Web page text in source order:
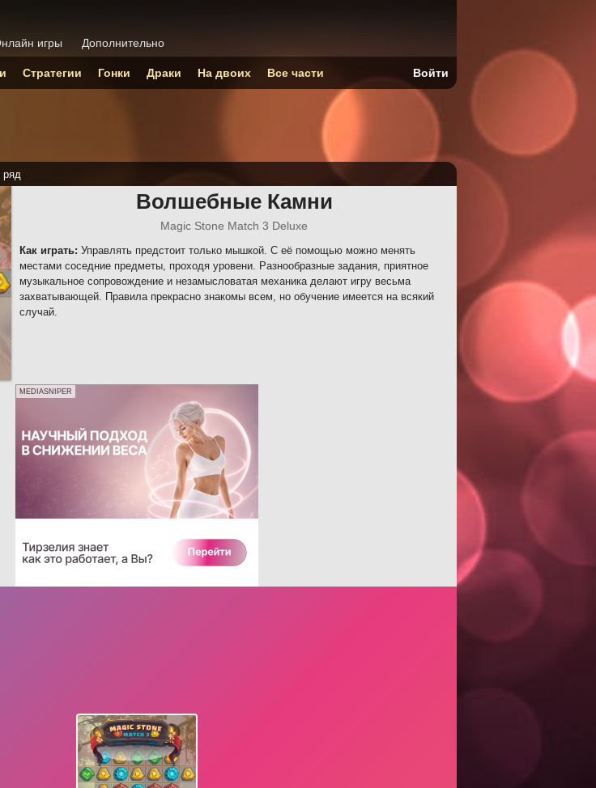
ряд
Волшебные Камни
Magic Stone Match 3 Deluxe
Как играть: Управлять предстоит только мышкой. С её помощью можно менять
местами соседние предметы, проходя уровени. Разнообразные задания, приятное
музыкальное сопровождение и незамысловатая механика делают игру весьма
захватывающей. Правила прекрасно знакомы всем, но обучение имеется на всякий
случай.
MEDIASNIPER
игры Дополнительно
Стратегии Гонки Драки На двоих Все части Войти